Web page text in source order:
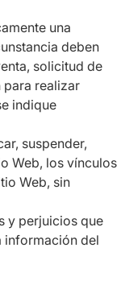
una
deben
solicitud de
para realizar
indique
suspender,
Web, los vínculos
Web, sin
y perjuicios que
información del